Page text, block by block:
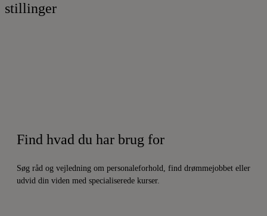
stillinger
Find hvad du har brug for
Søg råd og vejledning om personaleforhold, find drømmejobbet eller
udvid din viden med specialiserede kurser.